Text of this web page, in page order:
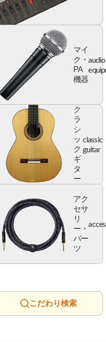
マイ
ク・
PA
機器
audio
ク
ラ
シ
ッ
ク
ギ
タ
ー
classic
guitar
アク
セサ
リ
ー・
パー
ツ
こだわり検索